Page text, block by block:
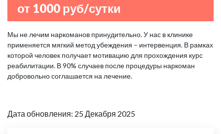
от 1000 руб/сутки
Мы не лечим наркоманов принудительно. У нас в клинике
применяется мягкий метод убеждения – интервенция. В рамках
которой человек получает мотивацию для прохождения курс
реабилитации. В 90% случаев после процедуры наркоман
добровольно соглашается на лечение.
Дата обновления: 25 Декабря 2025